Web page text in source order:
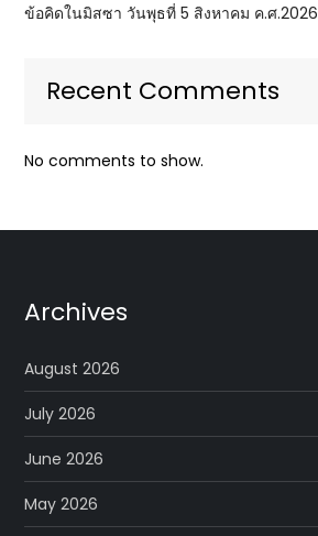
ข้อคิดในมิสซา วันพุธที่ 5 สิงหาคม ค.ศ.2026
Recent Comments
No comments to show.
Archives
August 2026
July 2026
June 2026
May 2026